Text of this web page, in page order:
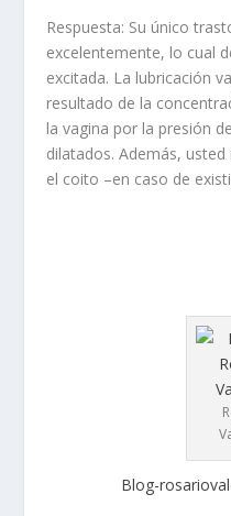
Respuesta: Su único
excelentemente, lo cual
excitada. La lubricación
resultado de la
la vagina por la presión
dilatados. Además,
el coito –en caso de
Blog-